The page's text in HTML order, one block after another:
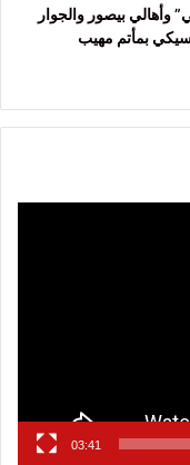
وأهالي بيصور والجوار
بمأتم مهيب
03:41